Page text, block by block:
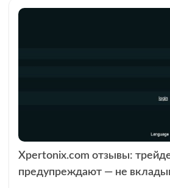
Xpertonix.com отзывы:
предупреждают — не